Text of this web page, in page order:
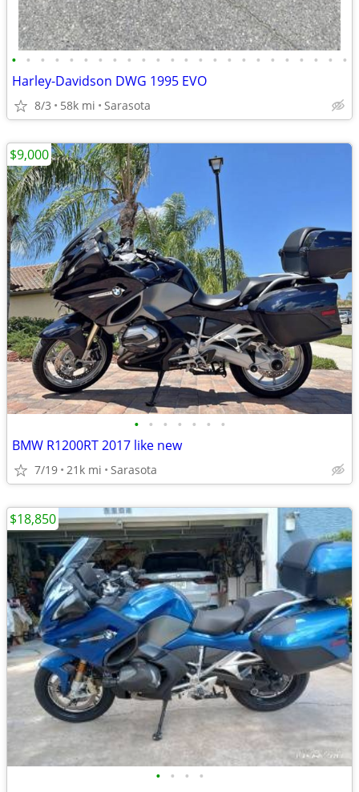
• • • • • • • • • • • • • • • • • • • • • • • •
Harley-Davidson DWG 1995 EVO
8/3 58k mi Sarasota
• • • • • • •
BMW R1200RT 2017 like new
7/19 21k mi Sarasota
$9,000
• • • •
$18,850